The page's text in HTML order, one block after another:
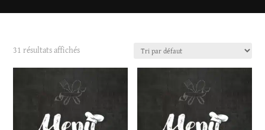
31 résultats affichés